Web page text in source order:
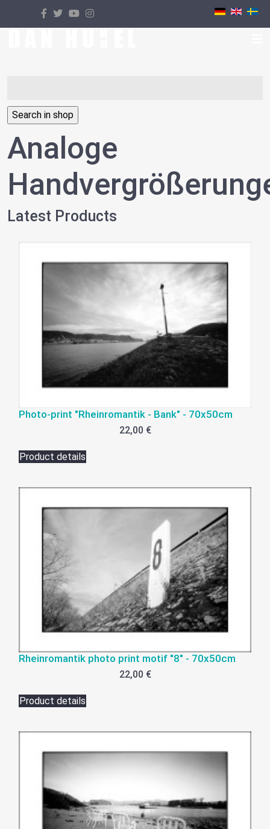
Select your language
Analoge
Latest Products
Photo-print "Rheinromantik - Bank" - 70x50cm
22,00 €
Product details
Rheinromantik photo print motif "8" - 70x50cm
22,00 €
Product details